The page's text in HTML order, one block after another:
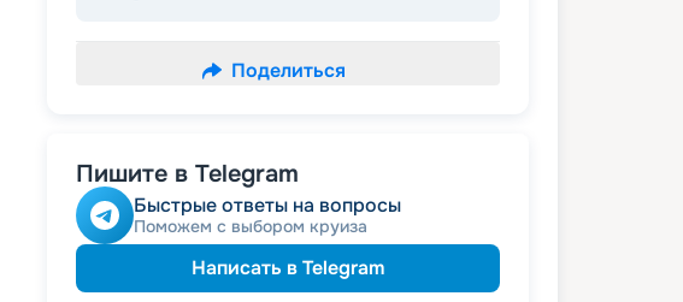
Поделиться
Пишите в Telegram
Быстрые ответы на вопросы
Поможем с выбором круиза
Написать в Telegram